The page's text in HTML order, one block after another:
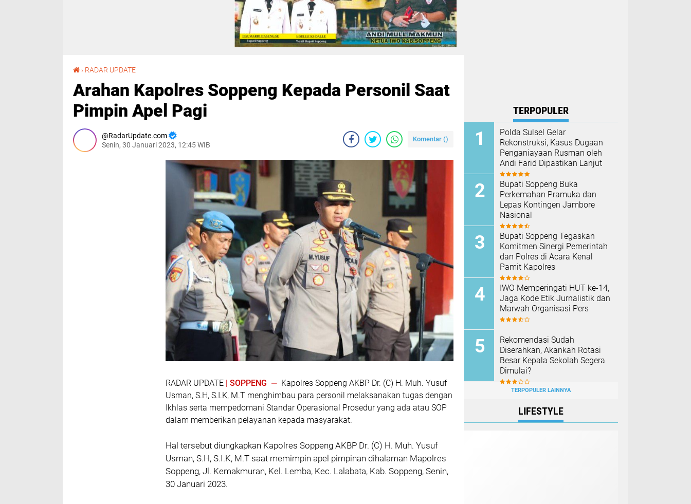
› RADAR UPDATE
Arahan Kapolres Soppeng Kepada Personil Saat
Pimpin Apel Pagi
RadarUpdate.com
Senin, 30 Januari 2023, 12:45 WIB
Komentar ()
RADAR UPDATE | SOPPENG — Kapolres Soppeng AKBP Dr. (C) H. Muh. Yusuf
Usman, S.H, S.I.K, M.T menghimbau para personil melaksanakan tugas dengan
Ikhlas serta mempedomani Standar Operasional Prosedur yang ada atau SOP
dalam memberikan pelayanan kepada masyarakat.
Hal tersebut diungkapkan Kapolres Soppeng AKBP Dr. (C) H. Muh. Yusuf
Usman, S.H, S.I.K, M.T saat memimpin apel pimpinan dihalaman Mapolres
Soppeng, Jl. Kemakmuran, Kel. Lemba, Kec. Lalabata, Kab. Soppeng, Senin,
30 Januari 2023.
TERPOPULER
Polda Sulsel Gelar
Rekonstruksi, Kasus Dugaan
Penganiayaan Rusman oleh
Andi Farid Dipastikan Lanjut
Bupati Soppeng Buka
Perkemahan Pramuka dan
Lepas Kontingen Jambore
Nasional
Bupati Soppeng Tegaskan
Komitmen Sinergi Pemerintah
dan Polres di Acara Kenal
Pamit Kapolres
IWO Memperingati HUT ke-14,
Jaga Kode Etik Jurnalistik dan
Marwah Organisasi Pers
Rekomendasi Sudah
Diserahkan, Akankah Rotasi
Besar Kepala Sekolah Segera
Dimulai?
TERPOPULER LAINNYA
LIFESTYLE